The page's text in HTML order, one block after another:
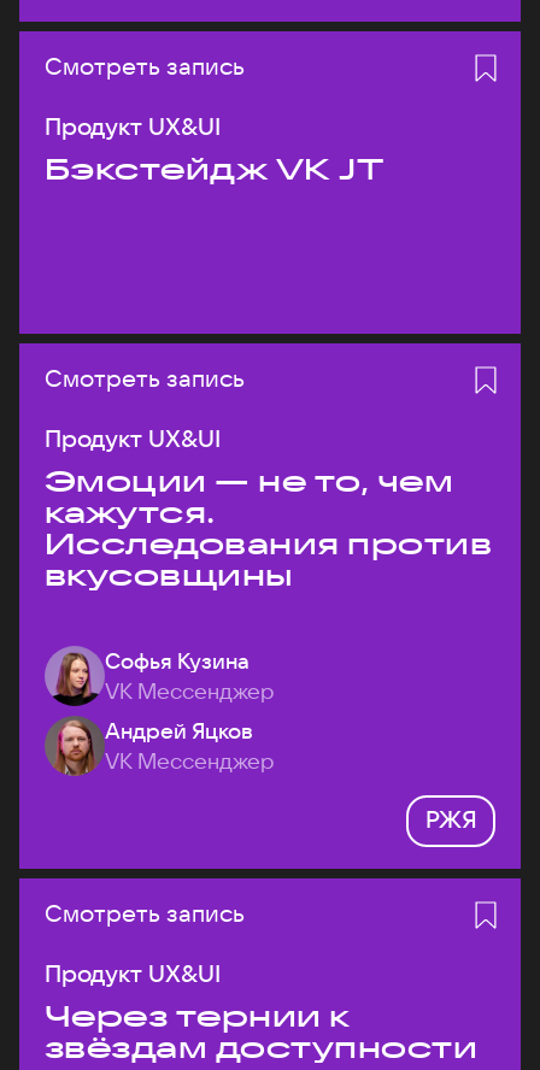
Смотреть запись
Продукт UX&UI
Бэкстейдж VK JT
Смотреть запись
Продукт UX&UI
Эмоции — не то, чем
кажутся.
Исследования против
вкусовщины
Софья Кузина
VK Мессенджер
Андрей Яцков
VK Мессенджер
РЖЯ
Смотреть запись
Продукт UX&UI
Через тернии к
звёздам доступности